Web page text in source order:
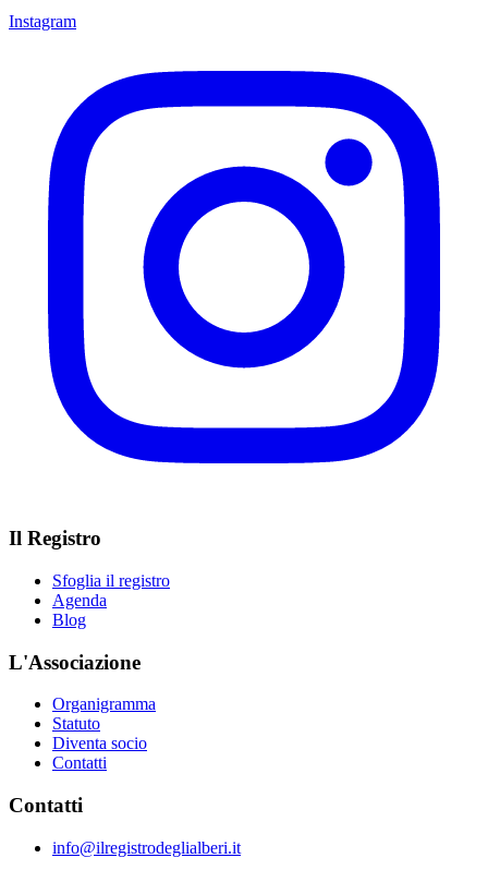
Instagram
Il Registro
Sfoglia il registro
Agenda
Blog
L'Associazione
Organigramma
Statuto
Diventa socio
Contatti
Contatti
info@ilregistrodeglialberi.it